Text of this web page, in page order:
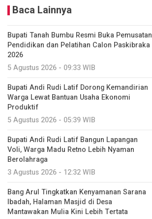
Baca Lainnya
Bupati Tanah Bumbu Resmi Buka Pemusatan
Pendidikan dan Pelatihan Calon Paskibraka
2026
5 Agustus 2026 - 09:33 WIB
Bupati Andi Rudi Latif Dorong Kemandirian
Warga Lewat Bantuan Usaha Ekonomi
Produktif
5 Agustus 2026 - 05:39 WIB
Bupati Andi Rudi Latif Bangun Lapangan
Voli, Warga Madu Retno Lebih Nyaman
Berolahraga
3 Agustus 2026 - 12:32 WIB
Bang Arul Tingkatkan Kenyamanan Sarana
Ibadah, Halaman Masjid di Desa
Mantawakan Mulia Kini Lebih Tertata